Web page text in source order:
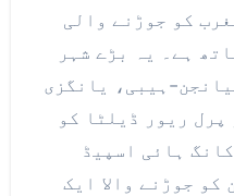
کو جوڑنے والی
ہے۔ یہ بڑے شہر
ہیبی، یانگزی
پرل ریور ڈیلٹا کو
ہائی اسپیڈ
کو جوڑنے والا ایک